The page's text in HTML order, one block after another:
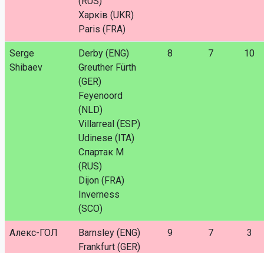
Харків (UKR)
Paris (FRA)
Serge
Shibaev
Derby (ENG)
Greuther Fürth
(GER)
Feyenoord
(NLD)
Villarreal (ESP)
Udinese (ITA)
Спартак М
(RUS)
Dijon (FRA)
Inverness
(SCO)
8 7 10
Алекс-ГОЛ
Barnsley (ENG)
Frankfurt (GER)
9 7 3